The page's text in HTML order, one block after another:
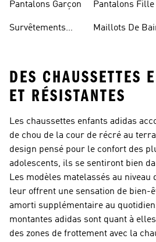
Pantalons Garçon
Survêtements
Pantalons Fille
Maillots De
DES CHAUSSETTES
ET RÉSISTANTES
Les chaussettes enfants adidas
de chou de la cour de récré au
design pensé pour le confort des
adolescents, ils se sentiront bien
Les modèles matelassés au niveau
leur offrent une sensation de bien-
amorti supplémentaire au
montantes adidas sont quant à
des zones de frottement avec la